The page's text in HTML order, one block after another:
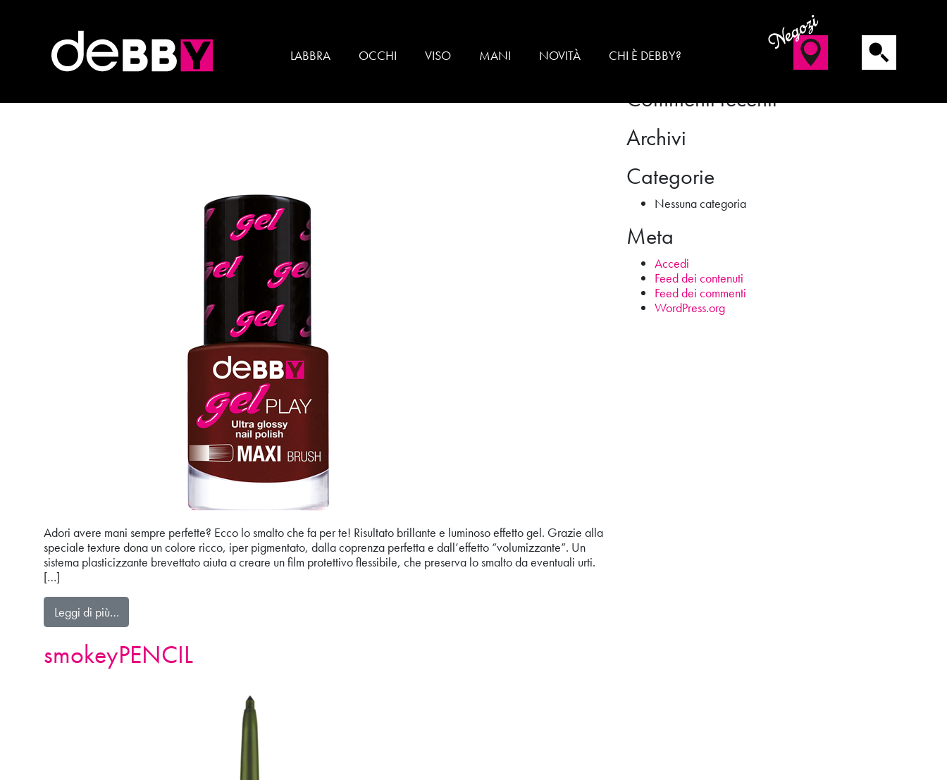
LABBRA OCCHI VISO MANI NOVITÀ CHI È DEBBY? Negozi
Gamma colore:
smalto gelPLAY
Adori avere mani sempre perfette? Ecco lo smalto che fa per te! Risultato brillante e luminoso effetto gel. Grazie alla
speciale texture dona un colore ricco, iper pigmentato, dalla coprenza perfetta e dall’effetto “volumizzante”. Un
sistema plasticizzante brevettato aiuta a creare un film protettivo flessibile, che preserva lo smalto da eventuali urti.
[…]
Leggi di più…from smalto gelPLAY
smokeyPENCIL
Cerca
Commenti recenti
Archivi
Categorie
Nessuna categoria
Meta
Accedi
Feed dei contenuti
Feed dei commenti
WordPress.org